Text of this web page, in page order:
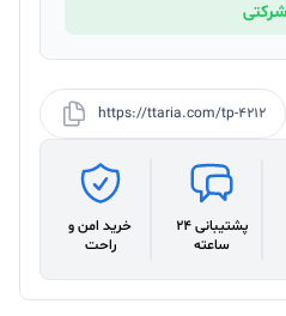
https://ttaria.com/tp-4212
پشتیبانی 24
ساعته
خرید امن و
راحت